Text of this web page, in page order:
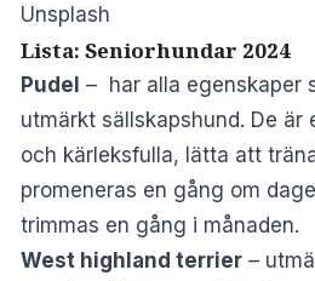
Unsplash
Lista: Seniorhundar 2024
Pudel – har alla egenskaper
utmärkt sällskapshund. De är
och kärleksfulla, lätta att
promeneras en gång om
trimmas en gång i månaden.
West highland terrier –